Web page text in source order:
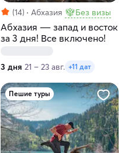
(14) Абхазия Без визы
Абхазия ― запад и восток
за 3 дня! Все включено!
3 дня 21 – 23 авг. +11 дат
Пешие туры